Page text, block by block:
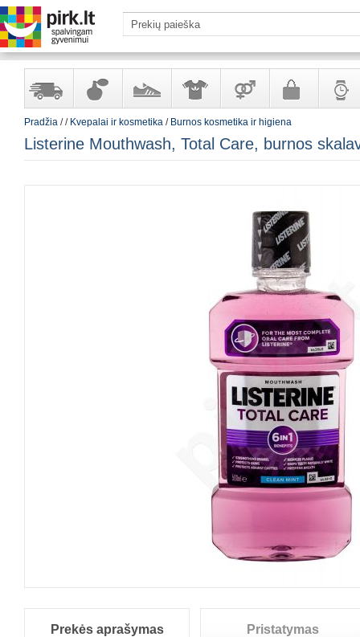
sandėlyje
ir
kosmetika
ir
aksesuarai
suaugusiems
ir
Pradžia // Kvepalai ir kosmetika / Burnos kosmetika ir higiena
Listerine Mouthwash, Total Care, burnos
Prekės aprašymas Pristatymas